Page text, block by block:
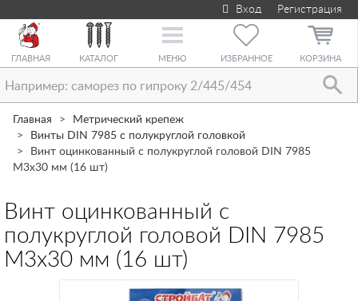
Вход Регистрация
ГЛАВНАЯ КАТАЛОГ
Toggle
МЕНЮ ИЗБРАННОЕ КОРЗИНА
Главная
Метрический крепеж
Винты DIN 7985 с полукруглой головкой
Винт оцинкованный с полукруглой головой DIN 7985
М3х30 мм (16 шт)
Винт оцинкованный с
полукруглой головой DIN 7985
М3х30 мм (16 шт)